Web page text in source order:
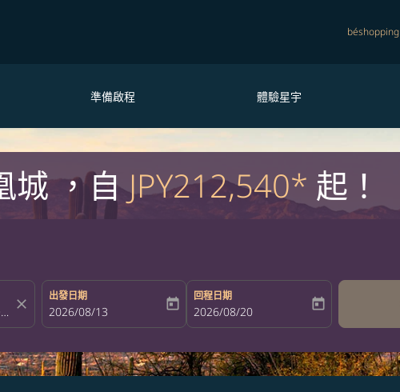
béshopping
準備啟程 體驗星宇
城 ，自JPY212,540* 起！
close
出發日期
fc-booking-departure-date-aria-label
2026/08/13 today
回程日期
fc-booking-return-date-aria-label
2026/08/20 today